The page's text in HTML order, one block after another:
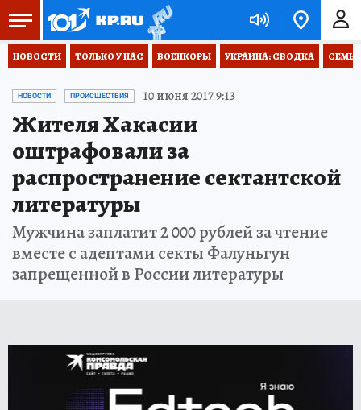
НОВОСТИ ТОЛЬКО У НАС ВОЕНКОРЫ УКРАИНА: СВОДКА
НОВОСТИ ПРОИСШЕСТВИЯ 10 июня 2017 9:13
Жителя Хакасии
оштрафовали за
распространение сектантской
литературы
Мужчина заплатит 2 000 рублей за чтение
вместе с адептами секты Фалуньгун
запрещенной в России литературы